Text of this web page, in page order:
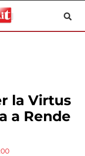
la Virtus
a Rende